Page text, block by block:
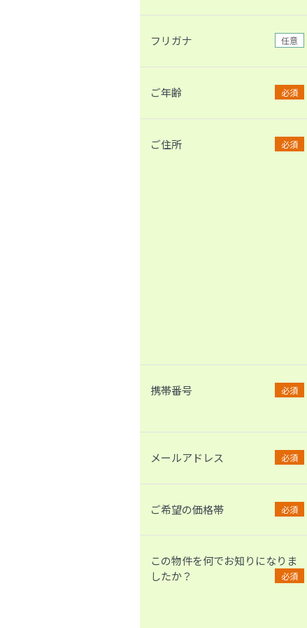
フリガナ 任意
ご年齢 必須
ご住所 必須
携帯番号
必須
メールアドレス 必須
ご希望の価格帯 必須
この物件を何でお知りになりま
したか？
必須